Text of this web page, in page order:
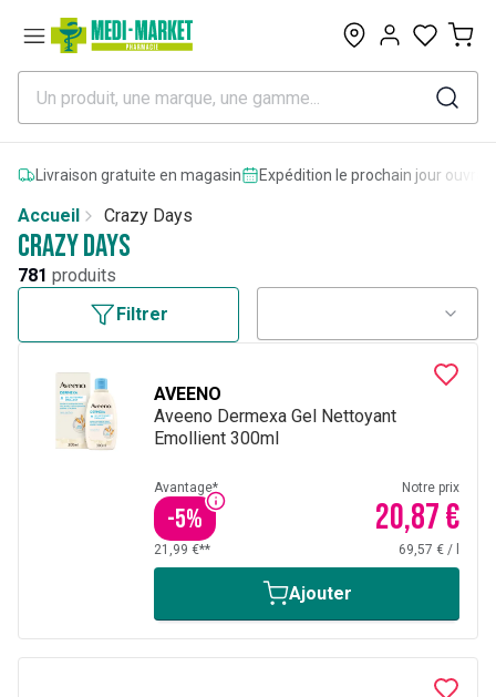
0
Livraison gratuite en magasin Expédition le prochain jour
Accueil Crazy Days
Crazy Days
781 produits
Filtrer
AVEENO
Aveeno Dermexa Gel Nettoyant
Emollient 300ml
Avantage*
-5%
Notre prix
20,87 €
21,99 €** 69,57 € /
Ajouter